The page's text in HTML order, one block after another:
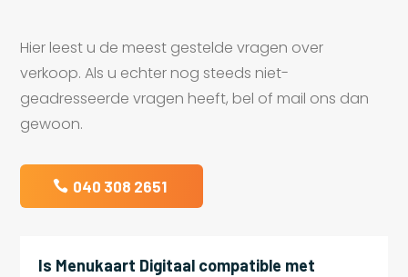
Hier leest u de meest gestelde vragen over
verkoop. Als u echter nog steeds niet-
geadresseerde vragen heeft, bel of mail ons dan
gewoon.
040 308 2651
Is Menukaart Digitaal compatible met